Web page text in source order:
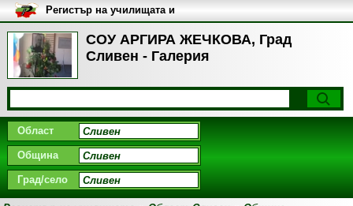
СОУ АРГИРА ЖЕЧКОВА, Град
Сливен - Галерия
Регистър на училищата и
университетите в България
Област
Община
Град/село